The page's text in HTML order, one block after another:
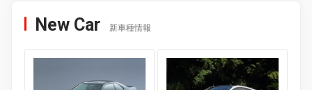
New Car 新車種情報